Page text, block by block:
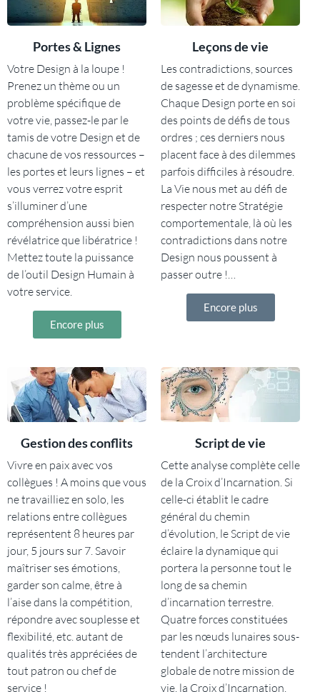
Portes & Lignes
Votre Design à la loupe !
Prenez un thème ou un
problème spécifique de
votre vie, passez-le par le
tamis de votre Design et de
chacune de vos ressources –
les portes et leurs lignes – et
vous verrez votre esprit
s’illuminer d’une
compréhension aussi bien
révélatrice que libératrice !
Mettez toute la puissance
de l’outil Design Humain à
votre service.
Encore plus
Leçons de vie
Les contradictions, sources
de sagesse et de dynamisme.
Chaque Design porte en soi
des points de défis de tous
ordres ; ces derniers nous
placent face à des dilemmes
parfois difficiles à résoudre.
La Vie nous met au défi de
respecter notre Stratégie
comportementale, là où les
contradictions dans notre
Design nous poussent à
passer outre !…
Encore plus
Gestion des conflits
Vivre en paix avec vos
collègues ! A moins que vous
ne travailliez en solo, les
relations entre collègues
représentent 8 heures par
jour, 5 jours sur 7. Savoir
maîtriser ses émotions,
garder son calme, être à
l’aise dans la compétition,
répondre avec souplesse et
flexibilité, etc. autant de
qualités très appréciées de
tout patron ou chef de
service !
Script de vie
Cette analyse complète celle
de la Croix d’Incarnation. Si
celle-ci établit le cadre
général du chemin
d’évolution, le Script de vie
éclaire la dynamique qui
portera la personne tout le
long de sa chemin
d’incarnation terrestre.
Quatre forces constituées
par les nœuds lunaires sous-
tendent l’architecture
globale de notre mission de
vie, la Croix d’Incarnation.